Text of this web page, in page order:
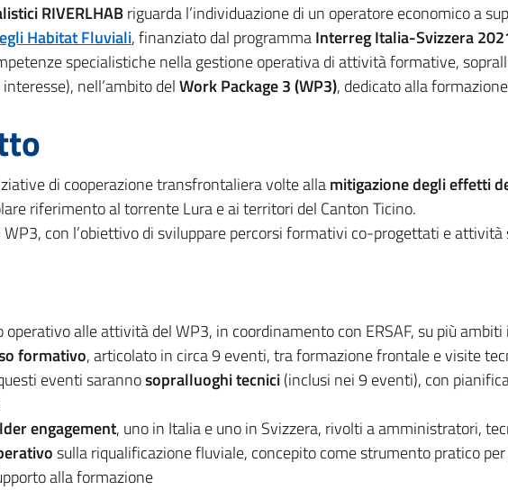
RIVERLHABriguarda l’individuazione di un operatore economico a
Habitat Fluviali, finanziato dal programmaInterreg Italia-Svizzera
specialistiche nella gestione operativa di attività formative,
nell’ambito delWork Package 3 (WP3), dedicato alla
di cooperazione transfrontaliera volte allamitigazione degli effetti
riferimento al torrente Lura e ai territori del Canton Ticino.
con l’obiettivo di sviluppare percorsi formativi co-progettati e
alle attività del WP3, in coordinamento con ERSAF, su più
formativo, articolato in circa 9 eventi, tra formazione frontale e visite
eventi sarannosopralluoghi tecnici(inclusi nei 9 eventi), con
engagement, uno in Italia e uno in Svizzera, rivolti a amministratori,
sulla riqualificazione fluviale, concepito come strumento pratico
alla formazione